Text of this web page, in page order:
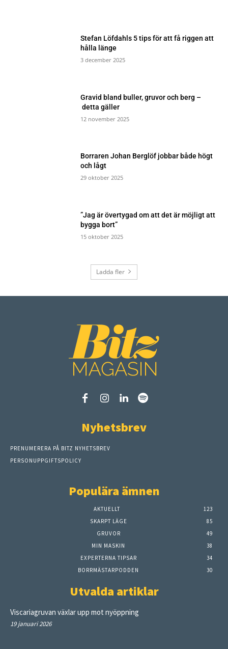
Stefan Löfdahls 5 tips för att få riggen att
hålla länge
3 december 2025
Gravid bland buller, gruvor och berg –
detta gäller
12 november 2025
Borraren Johan Berglöf jobbar både högt
och lågt
29 oktober 2025
”Jag är övertygad om att det är möjligt att
bygga bort”
15 oktober 2025
Ladda fler
Nyhetsbrev
PRENUMERERA PÅ BITZ NYHETSBREV
PERSONUPPGIFTSPOLICY
Populära ämnen
AKTUELLT
123
SKARPT LÄGE
85
GRUVOR
49
MIN MASKIN
38
EXPERTERNA TIPSAR
34
BORRMÄSTARPODDEN
30
Utvalda artiklar
Viscariagruvan växlar upp mot nyöppning
19 januari 2026